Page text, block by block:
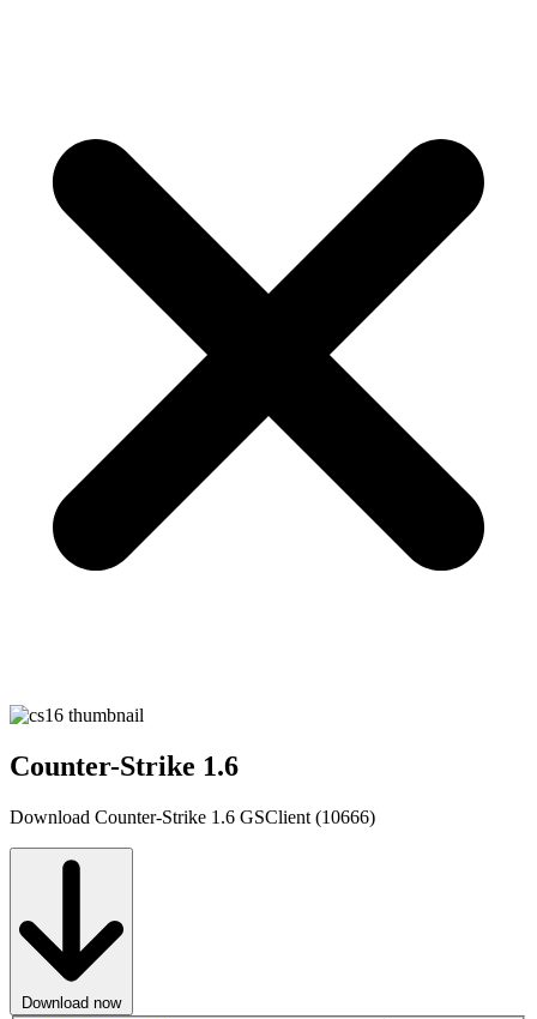
Counter-Strike 1.6
Download Counter-Strike 1.6 GSClient (10666)
Download now